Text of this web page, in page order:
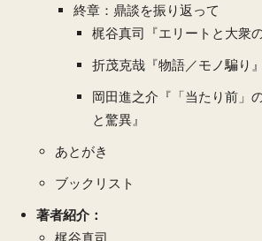
終章：鼎談を振り返って
梶谷真司『エリートと大衆
折茂克哉『物語／モノ騙り』
岡田進之介『「当たり前」
と驚異』
あとがき
ブックリスト
著者紹介：
梶谷真司